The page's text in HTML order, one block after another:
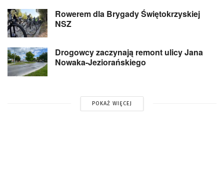
Rowerem dla Brygady Świętokrzyskiej
NSZ
Drogowcy zaczynają remont ulicy Jana
Nowaka-Jeziorańskiego
POKAŻ WIĘCEJ